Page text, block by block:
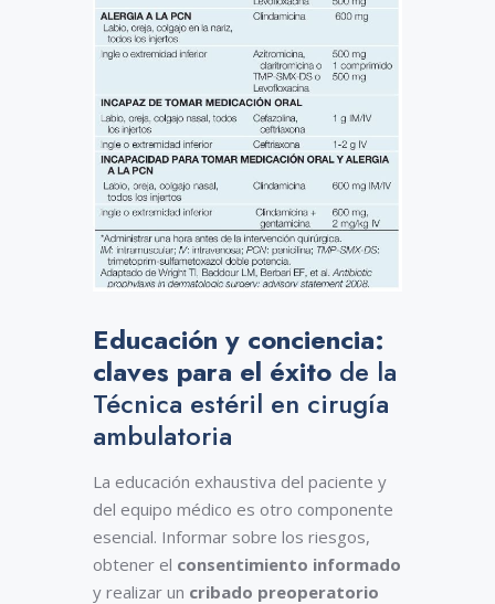
Educación y conciencia:
claves para el éxito de la
Técnica estéril en cirugía
ambulatoria
La educación exhaustiva del paciente y
del equipo médico es otro componente
esencial. Informar sobre los riesgos,
obtener el consentimiento informado
y realizar un cribado preoperatorio